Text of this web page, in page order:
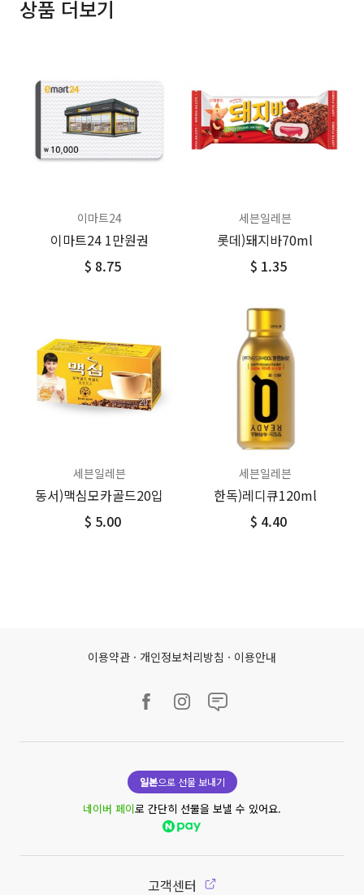
상품 더보기
이마트24
이마트24 1만원권
$ 8.75
세븐일레븐
롯데)돼지바70ml
$ 1.35
세븐일레븐
동서)맥심모카골드20입
$ 5.00
세븐일레븐
한독)레디큐120ml
$ 4.40
이용약관 · 개인정보처리방침 · 이용안내
일본으로 선물 보내기
네이버 페이로 간단히 선물을 보낼 수 있어요.
고객센터